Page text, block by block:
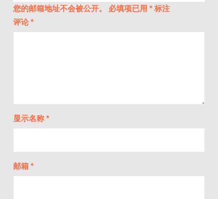
您的邮箱地址不会被公开。 必填项已用 * 标注
评论*
显示名称 *
邮箱 *